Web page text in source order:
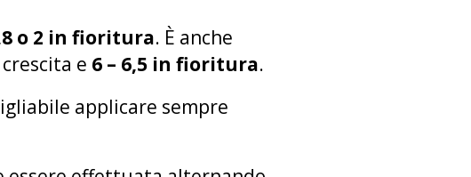
o 2 in fioritura. È anche
e 6 – 6,5 in fioritura.
applicare sempre